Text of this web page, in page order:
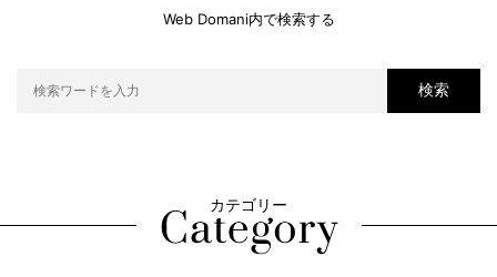
Web Domani内で検索する
検索
カテゴリー